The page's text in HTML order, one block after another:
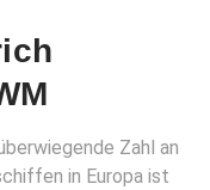
Zahl an
in Europa ist